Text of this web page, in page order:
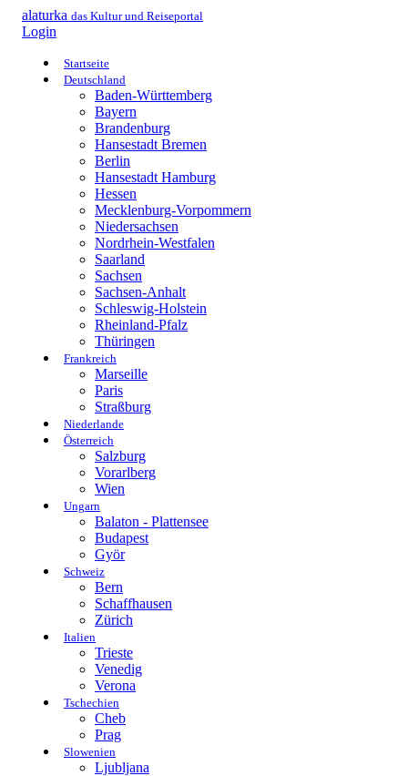
alaturka das Kultur und Reiseportal
Login
Startseite
Deutschland
Baden-Württemberg
Bayern
Brandenburg
Hansestadt Bremen
Berlin
Hansestadt Hamburg
Hessen
Mecklenburg-Vorpommern
Niedersachsen
Nordrhein-Westfalen
Saarland
Sachsen
Sachsen-Anhalt
Schleswig-Holstein
Rheinland-Pfalz
Thüringen
Frankreich
Marseille
Paris
Straßburg
Niederlande
Österreich
Salzburg
Vorarlberg
Wien
Ungarn
Balaton - Plattensee
Budapest
Györ
Schweiz
Bern
Schaffhausen
Zürich
Italien
Trieste
Venedig
Verona
Tschechien
Cheb
Prag
Slowenien
Ljubljana